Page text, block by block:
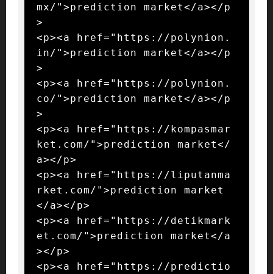
mx/">prediction market</a></p
>
<p><a href="https://polynion.
in/">prediction market</a></p
>
<p><a href="https://polynion.
co/">prediction market</a></p
>
<p><a href="https://kompasmar
ket.com/">prediction market</
a></p>
<p><a href="https://liputanma
rket.com/">prediction market
</a></p>
<p><a href="https://detikmark
et.com/">prediction market</a
></p>
<p><a href="https://predictio